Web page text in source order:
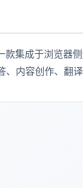
款集成于浏览器
、内容创作、翻